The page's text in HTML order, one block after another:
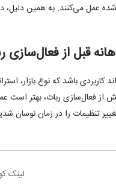
عمل می‌کنند. به همین
قبل از فعال‌سازی
کاربردی باشد که نوع بازار،
فعال‌سازی ربات، بهتر است
تنظیمات را در زمان نوسان
لینک